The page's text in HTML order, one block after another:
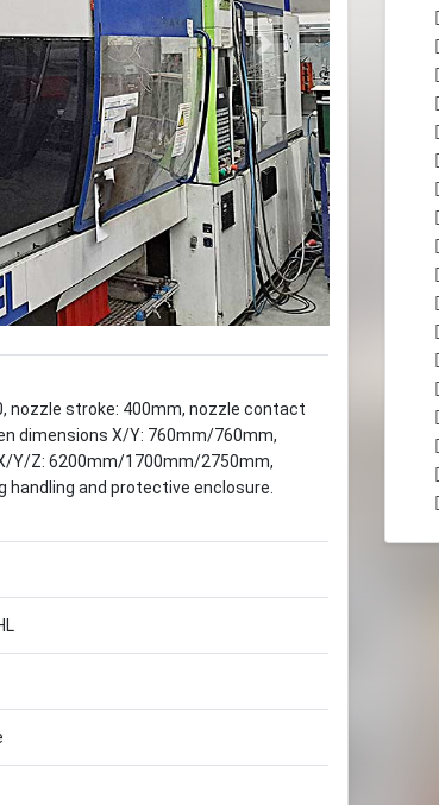
Next
nozzle stroke: 400mm, nozzle contact
dimensions X/Y: 760mm/760mm,
Y/Z: 6200mm/1700mm/2750mm,
handling and protective enclosure.